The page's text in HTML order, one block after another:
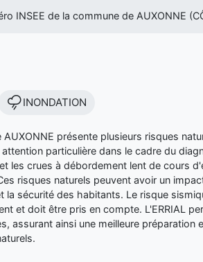
INSEE de la commune de AUXONNE
INONDATION
AUXONNE présente plusieurs risques
particulière dans le cadre du
les crues à débordement lent de cours
risques naturels peuvent avoir un
la sécurité des habitants. Le risque
et doit être pris en compte. L'ERRIAL
assurant ainsi une meilleure préparation